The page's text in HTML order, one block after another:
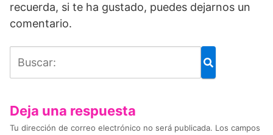
recuerda, si te ha gustado, puedes dejarnos un
comentario.
Deja una respuesta
Tu dirección de correo electrónico no será publicada. Los campos